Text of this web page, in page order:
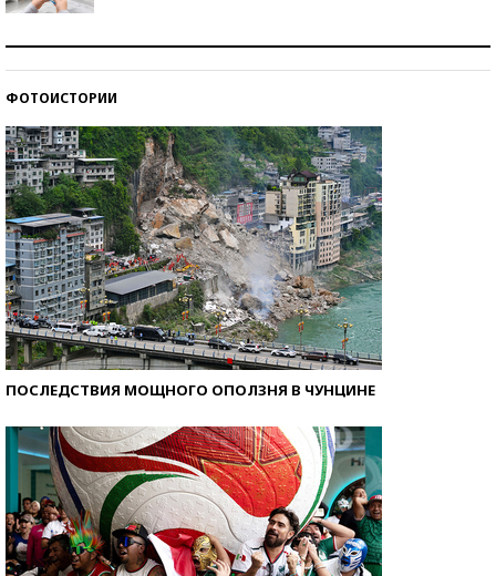
ФОТОИСТОРИИ
ПОСЛЕДСТВИЯ МОЩНОГО ОПОЛЗНЯ В ЧУНЦИНЕ